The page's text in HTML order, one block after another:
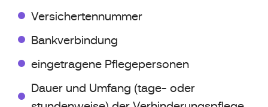
Versichertennummer
Bankverbindung
eingetragene Pflegepersonen
Dauer und Umfang (tage- oder